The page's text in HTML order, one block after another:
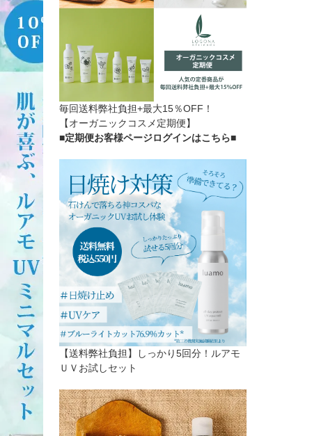
毎回送料弊社負担+最大15％OFF！
【オーガニックコスメ定期便】
■定期便お客様ページログインはこちら■
【送料弊社負担】しっかり5回分！ルアモ
ＵＶお試しセット